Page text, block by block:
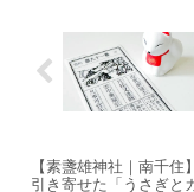
【素盞雄神社｜南千住
引き寄せた「うさぎと